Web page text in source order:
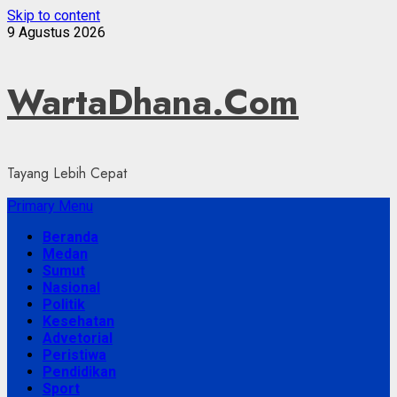
Skip to content
9 Agustus 2026
WartaDhana.Com
Tayang Lebih Cepat
Primary Menu
Beranda
Medan
Sumut
Nasional
Politik
Kesehatan
Advetorial
Peristiwa
Pendidikan
Sport